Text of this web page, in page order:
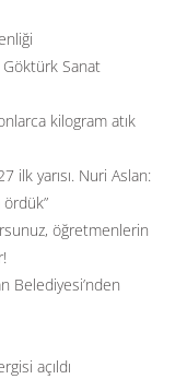
Sanat
kilogram atık
ilk yarısı. Nuri Aslan:
ördük”
öğretmenlerin
Belediyesi’nden
açıldı